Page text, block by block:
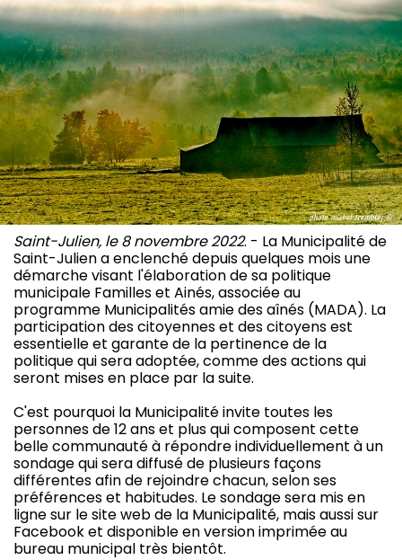
Saint-Julien, le 8 novembre 2022. - La Municipalité de
Saint-Julien a enclenché depuis quelques mois une
démarche visant l'élaboration de sa politique
municipale Familles et Ainés, associée au
programme Municipalités amie des aînés (MADA). La
participation des citoyennes et des citoyens est
essentielle et garante de la pertinence de la
politique qui sera adoptée, comme des actions qui
seront mises en place par la suite.
C'est pourquoi la Municipalité invite toutes les
personnes de 12 ans et plus qui composent cette
belle communauté à répondre individuellement à un
sondage qui sera diffusé de plusieurs façons
différentes afin de rejoindre chacun, selon ses
préférences et habitudes. Le sondage sera mis en
ligne sur le site web de la Municipalité, mais aussi sur
Facebook et disponible en version imprimée au
bureau municipal très bientôt.